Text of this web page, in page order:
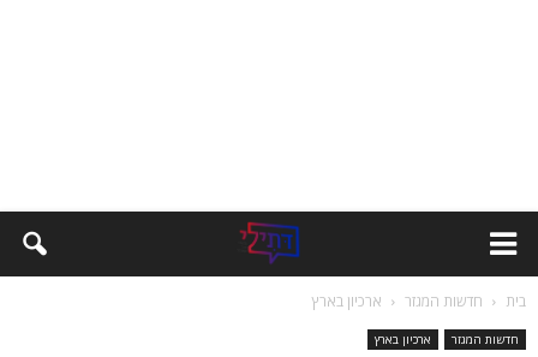
בית חדשות המגזר ארכיון בארץ
חדשות המגזר ארכיון בארץ